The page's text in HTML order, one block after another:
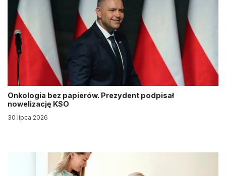
Onkologia bez papierów. Prezydent podpisał
nowelizację KSO
30 lipca 2026